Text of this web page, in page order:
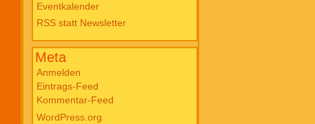
18,00
Eventkalender
RSS statt Newsletter
Meta
Anmelden
Eintrags-Feed
Kommentar-Feed
WordPress.org